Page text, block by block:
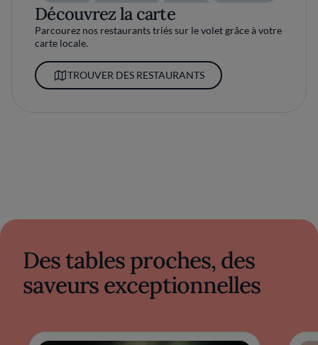
Découvrez la carte
Parcourez nos restaurants triés sur le volet grâce à votre
carte locale.
TROUVER DES RESTAURANTS
Des tables proches, des
saveurs exceptionnelles